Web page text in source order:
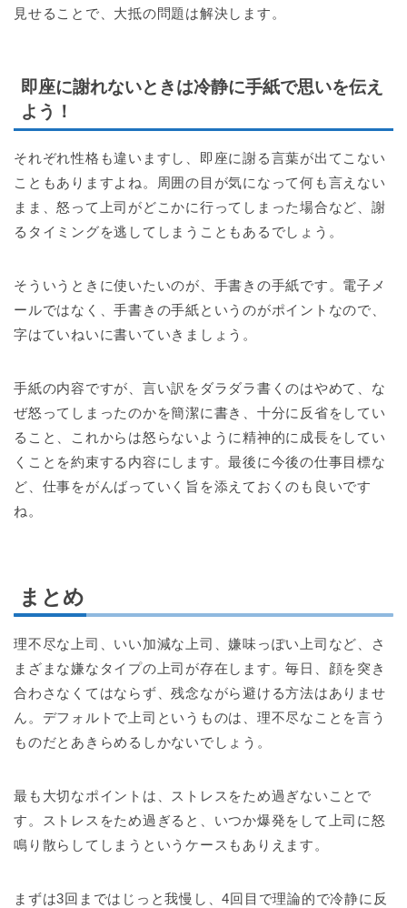
見せることで、大抵の問題は解決します。
即座に謝れないときは冷静に手紙で思いを伝え
よう！
それぞれ性格も違いますし、即座に謝る言葉が出てこない
こともありますよね。周囲の目が気になって何も言えない
まま、怒って上司がどこかに行ってしまった場合など、謝
るタイミングを逃してしまうこともあるでしょう。
そういうときに使いたいのが、手書きの手紙です。電子メ
ールではなく、手書きの手紙というのがポイントなので、
字はていねいに書いていきましょう。
手紙の内容ですが、言い訳をダラダラ書くのはやめて、な
ぜ怒ってしまったのかを簡潔に書き、十分に反省をしてい
ること、これからは怒らないように精神的に成長をしてい
くことを約束する内容にします。最後に今後の仕事目標な
ど、仕事をがんばっていく旨を添えておくのも良いです
ね。
まとめ
理不尽な上司、いい加減な上司、嫌味っぽい上司など、さ
まざまな嫌なタイプの上司が存在します。毎日、顔を突き
合わさなくてはならず、残念ながら避ける方法はありませ
ん。デフォルトで上司というものは、理不尽なことを言う
ものだとあきらめるしかないでしょう。
最も大切なポイントは、ストレスをため過ぎないことで
す。ストレスをため過ぎると、いつか爆発をして上司に怒
鳴り散らしてしまうというケースもありえます。
まずは3回まではじっと我慢し、4回目で理論的で冷静に反